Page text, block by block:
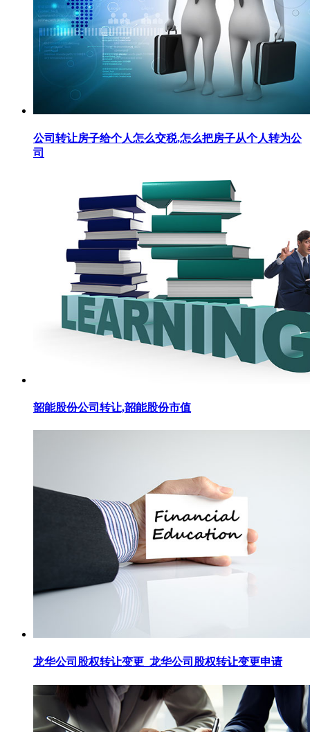
公司转让房子给个人怎么交税,怎么把房子从个人转为公
司
韶能股份公司转让,韶能股份市值
龙华公司股权转让变更_龙华公司股权转让变更申请